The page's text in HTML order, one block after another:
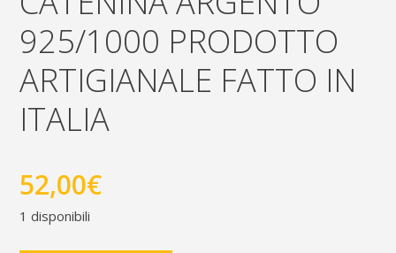
925/1000 PRODOTTO
ARTIGIANALE FATTO IN
ITALIA
52,00€
1 disponibili